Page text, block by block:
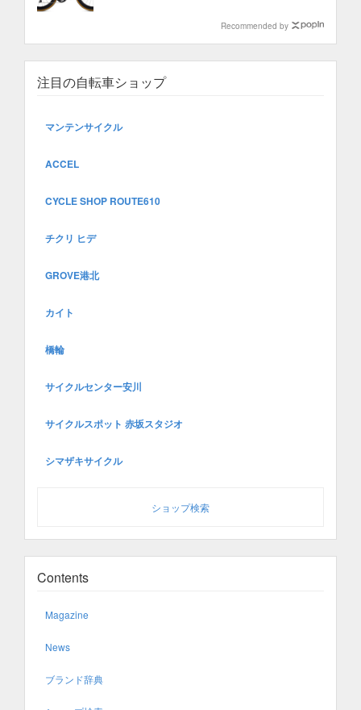
Recommended by
注目の自転車ショップ
マンテンサイクル
ACCEL
CYCLE SHOP ROUTE610
チクリ ヒデ
GROVE港北
カイト
橋輪
サイクルセンター安川
サイクルスポット 赤坂スタジオ
シマザキサイクル
ショップ検索
Contents
Magazine
News
ブランド辞典